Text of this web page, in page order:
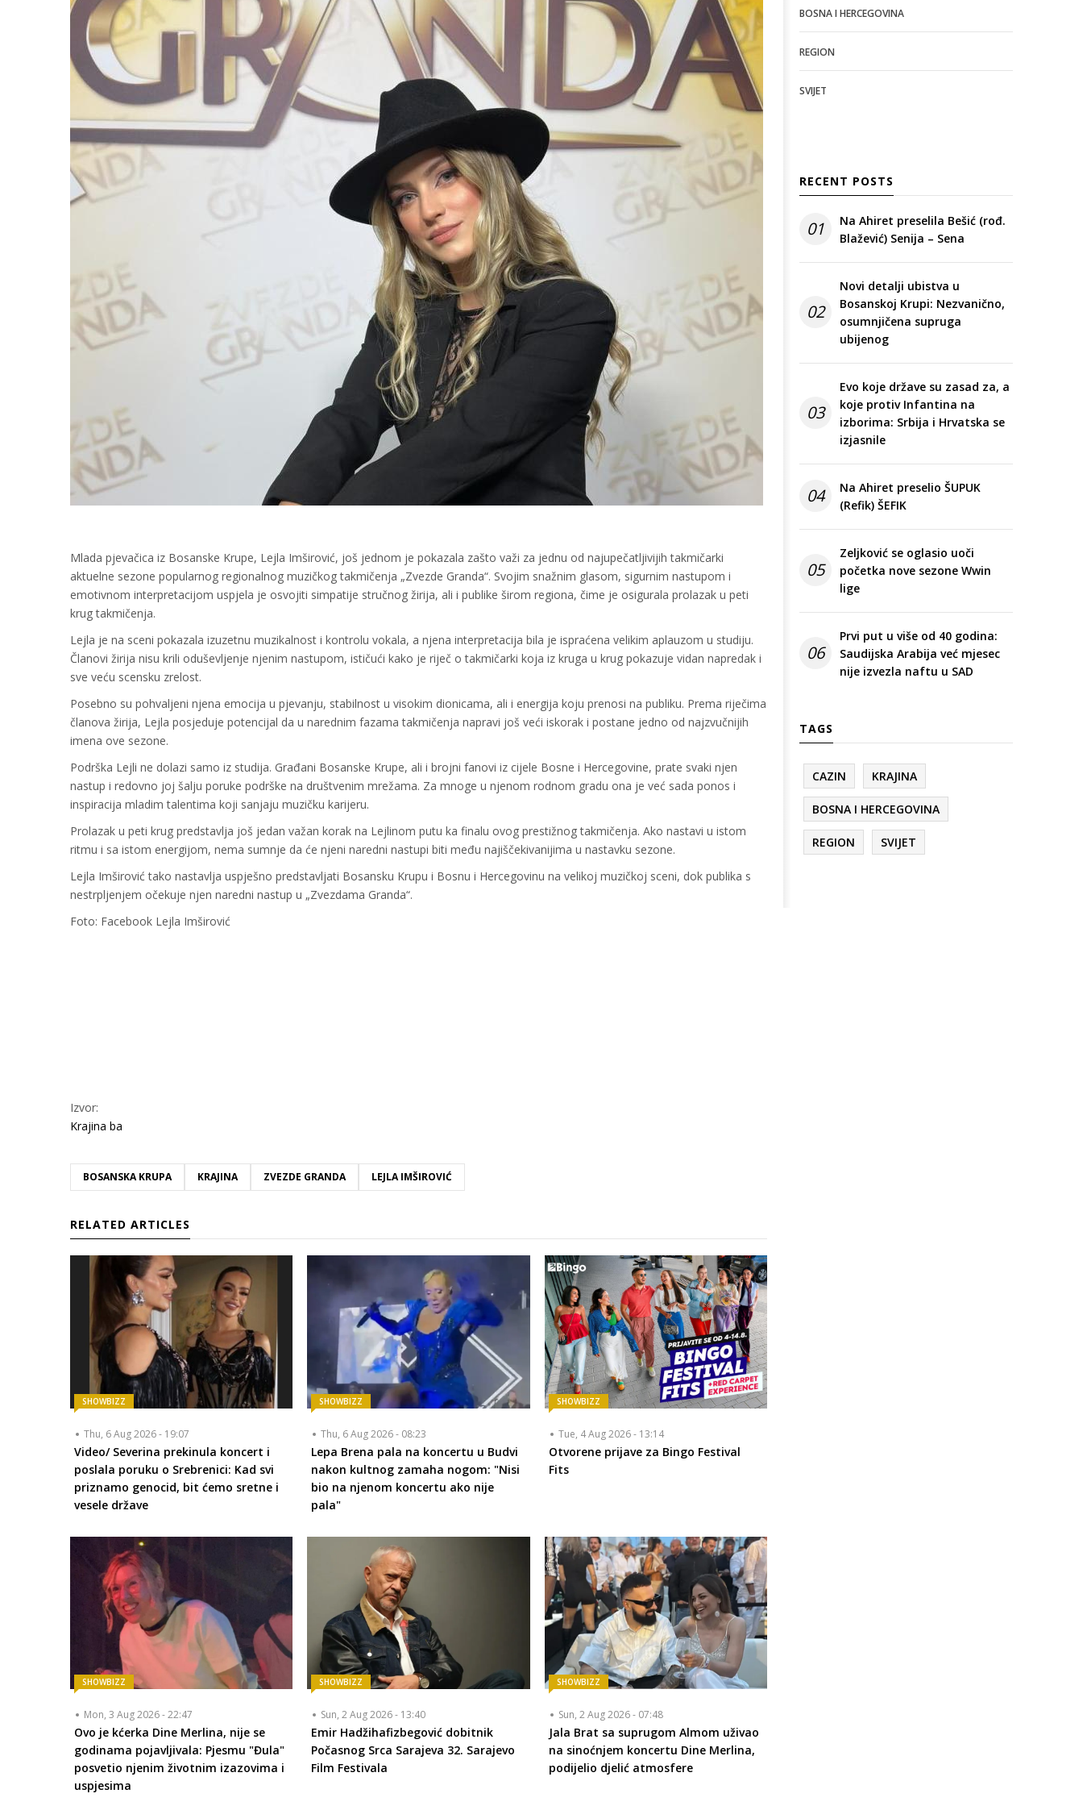
Mlada pjevačica iz Bosanske Krupe, Lejla Imširović, još jednom je pokazala zašto važi za jednu od najupečatljivijih takmičarki
aktuelne sezone popularnog regionalnog muzičkog takmičenja „Zvezde Granda“. Svojim snažnim glasom, sigurnim nastupom i
emotivnom interpretacijom uspjela je osvojiti simpatije stručnog žirija, ali i publike širom regiona, čime je osigurala prolazak u peti
krug takmičenja.
Lejla je na sceni pokazala izuzetnu muzikalnost i kontrolu vokala, a njena interpretacija bila je ispraćena velikim aplauzom u studiju.
Članovi žirija nisu krili oduševljenje njenim nastupom, ističući kako je riječ o takmičarki koja iz kruga u krug pokazuje vidan napredak i
sve veću scensku zrelost.
Posebno su pohvaljeni njena emocija u pjevanju, stabilnost u visokim dionicama, ali i energija koju prenosi na publiku. Prema riječima
članova žirija, Lejla posjeduje potencijal da u narednim fazama takmičenja napravi još veći iskorak i postane jedno od najzvučnijih
imena ove sezone.
Podrška Lejli ne dolazi samo iz studija. Građani Bosanske Krupe, ali i brojni fanovi iz cijele Bosne i Hercegovine, prate svaki njen
nastup i redovno joj šalju poruke podrške na društvenim mrežama. Za mnoge u njenom rodnom gradu ona je već sada ponos i
inspiracija mladim talentima koji sanjaju muzičku karijeru.
Prolazak u peti krug predstavlja još jedan važan korak na Lejlinom putu ka finalu ovog prestižnog takmičenja. Ako nastavi u istom
ritmu i sa istom energijom, nema sumnje da će njeni naredni nastupi biti među najiščekivanijima u nastavku sezone.
Lejla Imširović tako nastavlja uspješno predstavljati Bosansku Krupu i Bosnu i Hercegovinu na velikoj muzičkoj sceni, dok publika s
nestrpljenjem očekuje njen naredni nastup u „Zvezdama Granda“.
Foto: Facebook Lejla Imširović
Izvor:
Krajina ba
BOSANSKA KRUPA KRAJINA ZVEZDE GRANDA LEJLA IMŠIROVIĆ
RELATED ARTICLES
SHOWBIZZ
Thu, 6 Aug 2026 - 19:07
Video/ Severina prekinula koncert i
poslala poruku o Srebrenici: Kad svi
priznamo genocid, bit ćemo sretne i
vesele države
SHOWBIZZ
Thu, 6 Aug 2026 - 08:23
Lepa Brena pala na koncertu u Budvi
nakon kultnog zamaha nogom: "Nisi
bio na njenom koncertu ako nije
pala"
SHOWBIZZ
Tue, 4 Aug 2026 - 13:14
Otvorene prijave za Bingo Festival
Fits
SHOWBIZZ
Mon, 3 Aug 2026 - 22:47
Ovo je kćerka Dine Merlina, nije se
godinama pojavljivala: Pjesmu "Đula"
posvetio njenim životnim izazovima i
uspjesima
SHOWBIZZ
Sun, 2 Aug 2026 - 13:40
Emir Hadžihafizbegović dobitnik
Počasnog Srca Sarajeva 32. Sarajevo
Film Festivala
SHOWBIZZ
Sun, 2 Aug 2026 - 07:48
Jala Brat sa suprugom Almom uživao
na sinoćnjem koncertu Dine Merlina,
podijelio djelić atmosfere
BOSNA I HERCEGOVINA
REGION
SVIJET
RECENT POSTS
01
Na Ahiret preselila Bešić (rođ.
Blažević) Senija – Sena
02
Novi detalji ubistva u
Bosanskoj Krupi: Nezvanično,
osumnjičena supruga
ubijenog
03
Evo koje države su zasad za, a
koje protiv Infantina na
izborima: Srbija i Hrvatska se
izjasnile
04
Na Ahiret preselio ŠUPUK
(Refik) ŠEFIK
05
Zeljković se oglasio uoči
početka nove sezone Wwin
lige
06
Prvi put u više od 40 godina:
Saudijska Arabija već mjesec
nije izvezla naftu u SAD
TAGS
CAZIN KRAJINA
BOSNA I HERCEGOVINA
REGION SVIJET